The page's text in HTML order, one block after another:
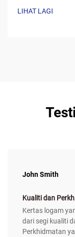
LIHAT LAGI
John Smith
Kualiti dan
Kertas logam
dari segi kualiti
Perkhidmatan